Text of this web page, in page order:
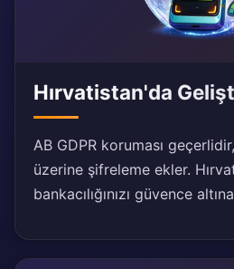
Hırvatistan'da
AB GDPR koruması
üzerine şifreleme ekler.
bankacılığınızı güvence